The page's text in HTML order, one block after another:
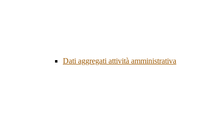
Dati aggregati attività amministrativa